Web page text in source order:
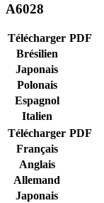
A6028
Télécharger PDF
Brésilien
Japonais
Polonais
Espagnol
Italien
Télécharger PDF
Français
Anglais
Allemand
Japonais